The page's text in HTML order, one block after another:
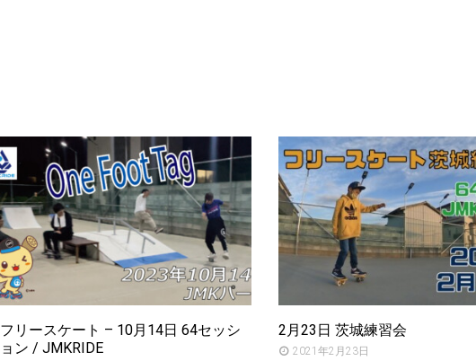
フリースケート – 10月14日 64セッシ
ョン / JMKRIDE
2月23日 茨城練習会
2021年2月23日